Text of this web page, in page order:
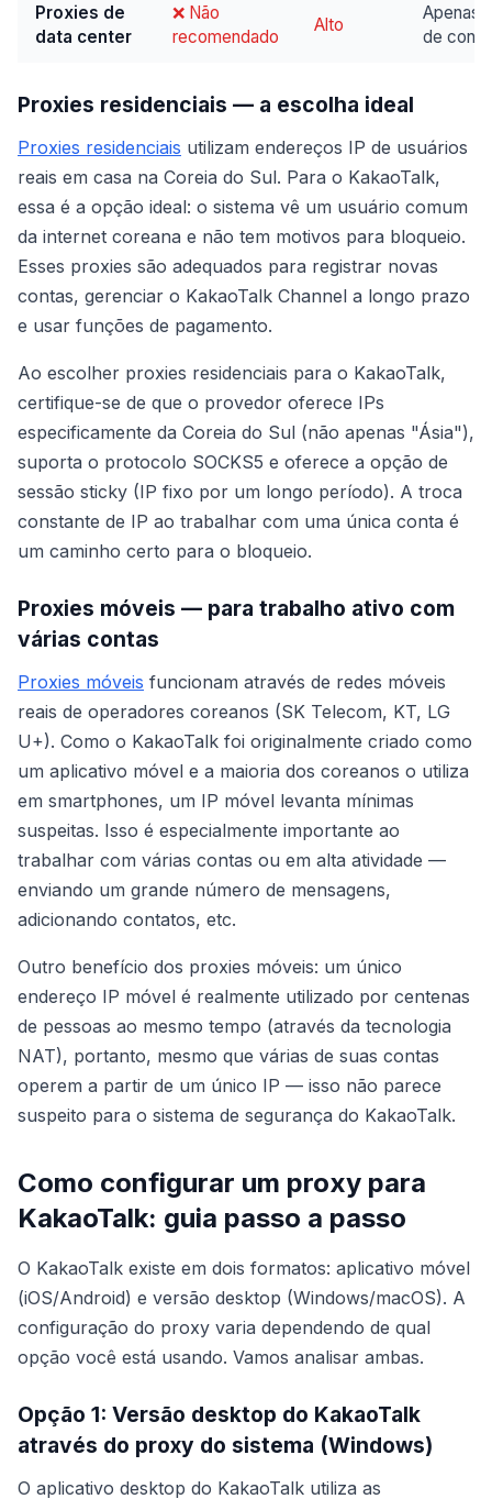
Proxies de
data center
❌ Não
recomendado
Alto
Apenas
de
Proxies residenciais — a escolha ideal
Proxies residenciais utilizam endereços IP de usuários
reais em casa na Coreia do Sul. Para o KakaoTalk,
essa é a opção ideal: o sistema vê um usuário comum
da internet coreana e não tem motivos para bloqueio.
Esses proxies são adequados para registrar novas
contas, gerenciar o KakaoTalk Channel a longo prazo
e usar funções de pagamento.
Ao escolher proxies residenciais para o KakaoTalk,
certifique-se de que o provedor oferece IPs
especificamente da Coreia do Sul (não apenas "Ásia"),
suporta o protocolo SOCKS5 e oferece a opção de
sessão sticky (IP fixo por um longo período). A troca
constante de IP ao trabalhar com uma única conta é
um caminho certo para o bloqueio.
Proxies móveis — para trabalho ativo com
várias contas
Proxies móveis funcionam através de redes móveis
reais de operadores coreanos (SK Telecom, KT, LG
U+). Como o KakaoTalk foi originalmente criado como
um aplicativo móvel e a maioria dos coreanos o utiliza
em smartphones, um IP móvel levanta mínimas
suspeitas. Isso é especialmente importante ao
trabalhar com várias contas ou em alta atividade —
enviando um grande número de mensagens,
adicionando contatos, etc.
Outro benefício dos proxies móveis: um único
endereço IP móvel é realmente utilizado por centenas
de pessoas ao mesmo tempo (através da tecnologia
NAT), portanto, mesmo que várias de suas contas
operem a partir de um único IP — isso não parece
suspeito para o sistema de segurança do KakaoTalk.
Como configurar um proxy para
KakaoTalk: guia passo a passo
O KakaoTalk existe em dois formatos: aplicativo móvel
(iOS/Android) e versão desktop (Windows/macOS). A
configuração do proxy varia dependendo de qual
opção você está usando. Vamos analisar ambas.
Opção 1: Versão desktop do KakaoTalk
através do proxy do sistema (Windows)
O aplicativo desktop do KakaoTalk utiliza as